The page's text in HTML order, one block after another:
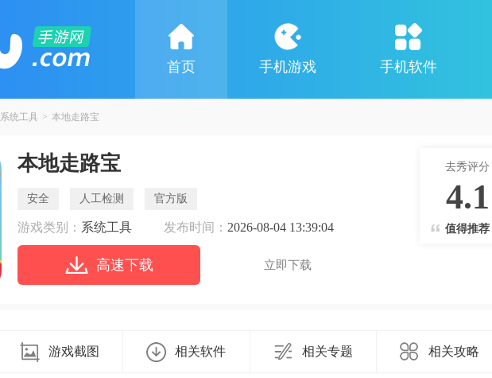
首页 手机游戏 手机软件
系统工具 > 本地走路宝
本地走路宝
安全 人工检测 官方版
游戏类别： 系统工具 发布时间： 2026-08-04 13:39:04
高速下载 立即下载
去秀评分
4.1
值得推荐
游戏截图 相关软件 相关专题 相关攻略